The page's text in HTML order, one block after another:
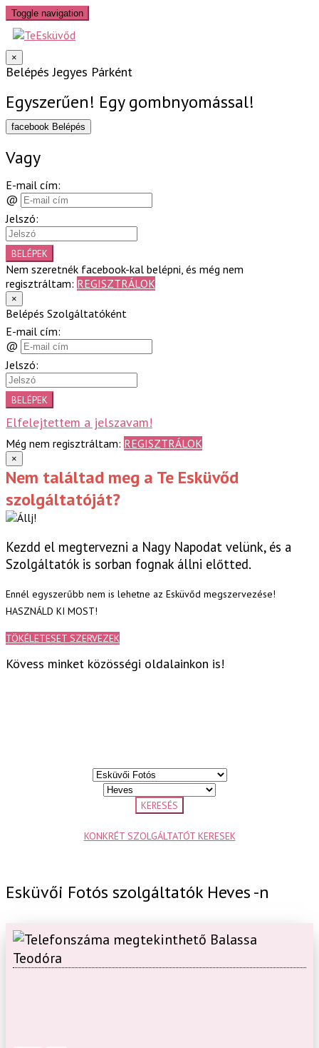
Toggle navigation
×
Belépés Jegyes Párként
Egyszerűen! Egy gombnyomással!
facebook Belépés
Vagy
E-mail cím:
@
Jelszó:
BELÉPEK
Nem szeretnék facebook-kal belépni, és még nem
regisztráltam: REGISZTRÁLOK
×
Belépés Szolgáltatóként
E-mail cím:
@
Jelszó:
BELÉPEK
Elfelejtettem a jelszavam!
Még nem regisztráltam: REGISZTRÁLOK
×
Nem találtad meg a Te Esküvőd
szolgáltatóját?
Kezdd el megtervezni a Nagy Napodat velünk, és a
Szolgáltatók is sorban fognak állni előtted.
Ennél egyszerűbb nem is lehetne az Esküvőd megszervezése!
HASZNÁLD KI MOST!
TÖKÉLETESET SZERVEZEK
Kövess minket közösségi oldalainkon is!
KERESÉS
KONKRÉT SZOLGÁLTATÓT KERESEK
Esküvői Fotós szolgáltatók Heves -n
Balassa
Teodóra